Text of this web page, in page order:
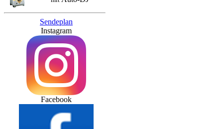
Sendeplan
Instagram
Facebook